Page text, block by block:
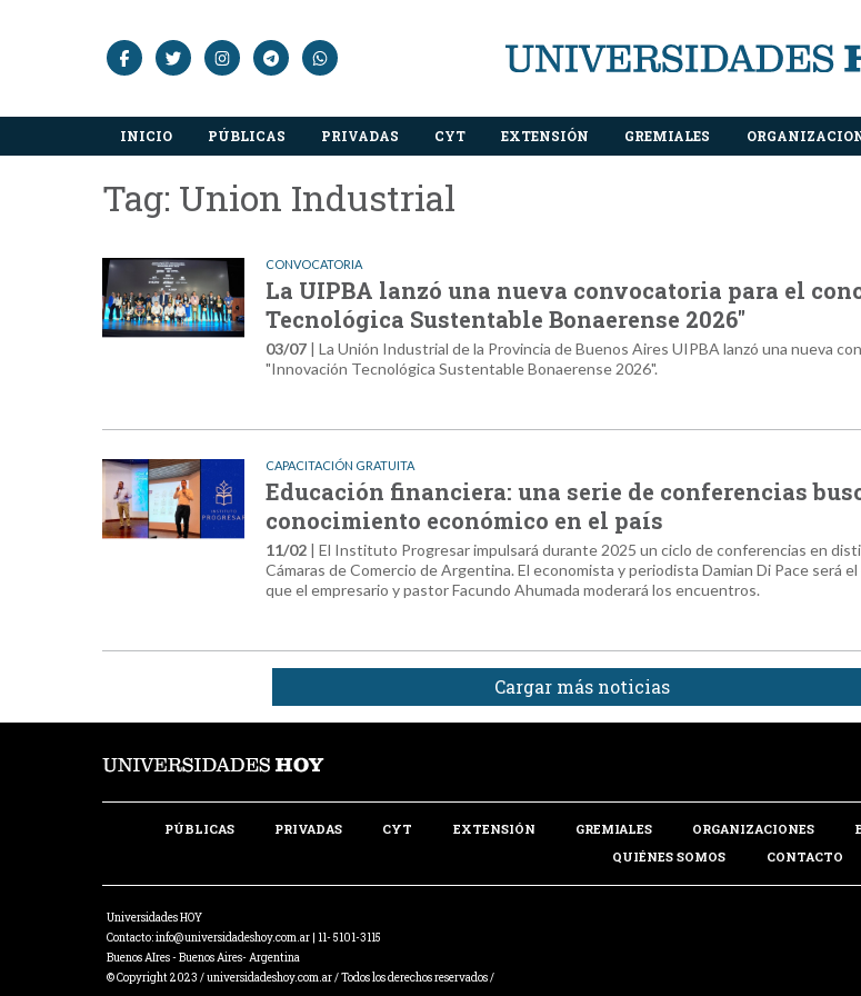
INICIO PÚBLICAS PRIVADAS CYT EXTENSIÓN GREMIALES
Tag: Union Industrial
CONVOCATORIA
La UIPBA lanzó una nueva convocatoria para el
Tecnológica Sustentable Bonaerense 2026"
03/07 | La Unión Industrial de la Provincia de Buenos Aires UIPBA lanzó una nueva
"Innovación Tecnológica Sustentable Bonaerense 2026".
CAPACITACIÓN GRATUITA
Educación financiera: una serie de conferencias
conocimiento económico en el país
11/02 | El Instituto Progresar impulsará durante 2025 un ciclo de conferencias en
Cámaras de Comercio de Argentina. El economista y periodista Damian Di Pace será
que el empresario y pastor Facundo Ahumada moderará los encuentros.
Cargar más noticias
PÚBLICAS PRIVADAS CYT EXTENSIÓN GREMIALES ORGANIZACIONES
QUIÉNES SOMOS
CONTACTO
Universidades HOY
Contacto:info@universidadeshoy.com.ar | 11- 5101-3115
Buenos AIres - Buenos Aires- Argentina
© Copyright 2023 / universidadeshoy.com.ar / Todos los derechos reservados /